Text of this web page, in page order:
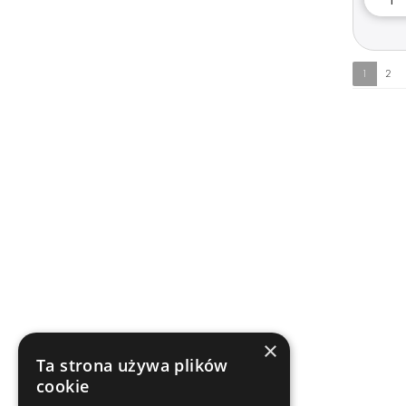
1 2
×
Ta strona używa plików
cookie